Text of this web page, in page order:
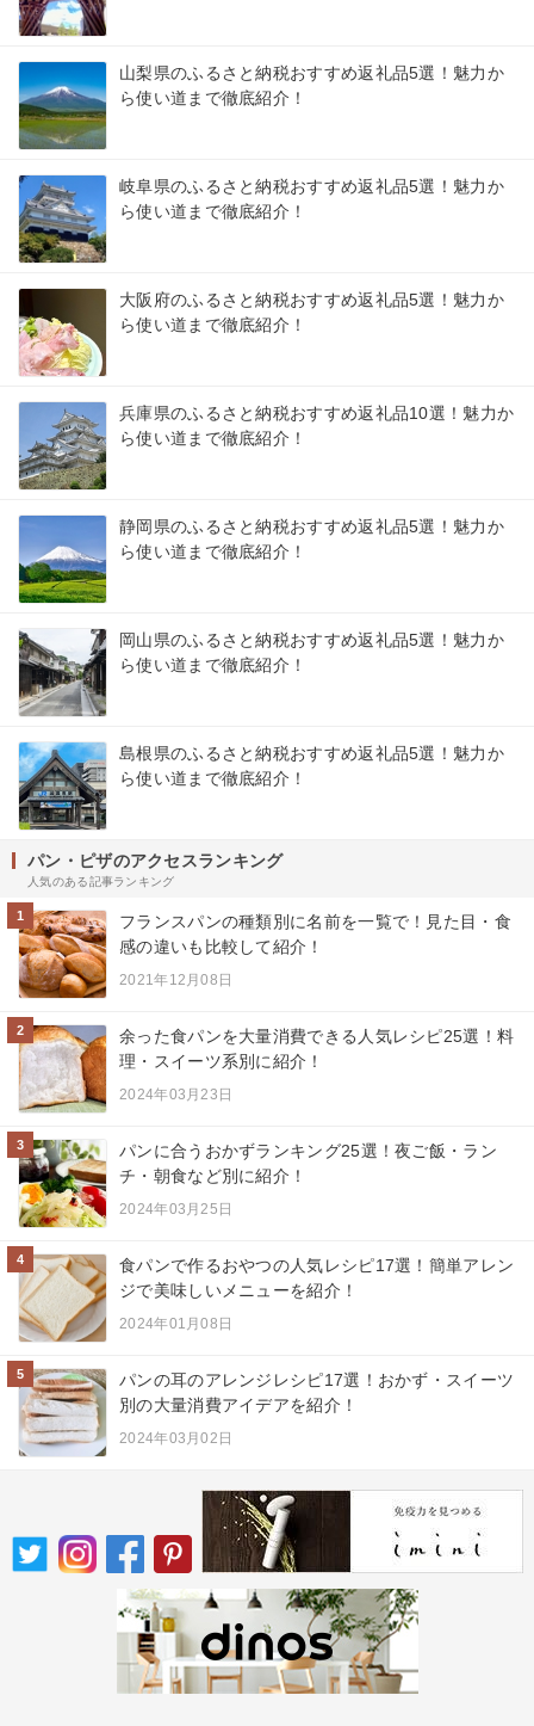
山梨県のふるさと納税おすすめ返礼品5選！魅力か
ら使い道まで徹底紹介！
岐阜県のふるさと納税おすすめ返礼品5選！魅力か
ら使い道まで徹底紹介！
大阪府のふるさと納税おすすめ返礼品5選！魅力か
ら使い道まで徹底紹介！
兵庫県のふるさと納税おすすめ返礼品10選！魅力か
ら使い道まで徹底紹介！
静岡県のふるさと納税おすすめ返礼品5選！魅力か
ら使い道まで徹底紹介！
岡山県のふるさと納税おすすめ返礼品5選！魅力か
ら使い道まで徹底紹介！
島根県のふるさと納税おすすめ返礼品5選！魅力か
ら使い道まで徹底紹介！
パン・ピザのアクセスランキング
人気のある記事ランキング
1
フランスパンの種類別に名前を一覧で！見た目・食
感の違いも比較して紹介！
2021年12月08日
2
余った食パンを大量消費できる人気レシピ25選！料
理・スイーツ系別に紹介！
2024年03月23日
3
パンに合うおかずランキング25選！夜ご飯・ラン
チ・朝食など別に紹介！
2024年03月25日
4
食パンで作るおやつの人気レシピ17選！簡単アレン
ジで美味しいメニューを紹介！
2024年01月08日
5
パンの耳のアレンジレシピ17選！おかず・スイーツ
別の大量消費アイデアを紹介！
2024年03月02日